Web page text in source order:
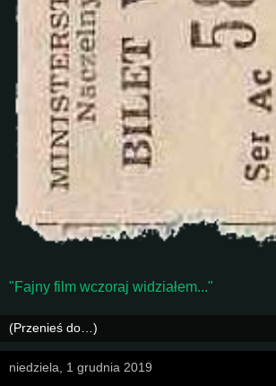
"Fajny film wczoraj widziałem..."
niedziela, 1 grudnia 2019